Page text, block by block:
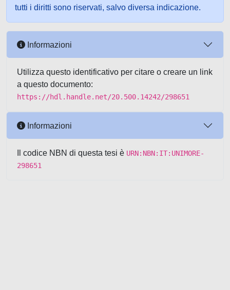
tutti i diritti sono riservati, salvo diversa indicazione.
Informazioni
Utilizza questo identificativo per citare o creare un link
a questo documento:
https://hdl.handle.net/20.500.14242/298651
Informazioni
Il codice NBN di questa tesi è URN:NBN:IT:UNIMORE-
298651